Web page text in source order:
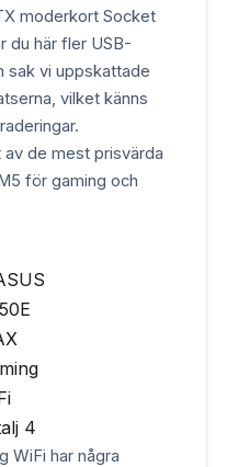
moderkort Socket
du här fler USB-
sak vi uppskattade
vilket känns
de mest prisvärda
för gaming och
WiFi har några